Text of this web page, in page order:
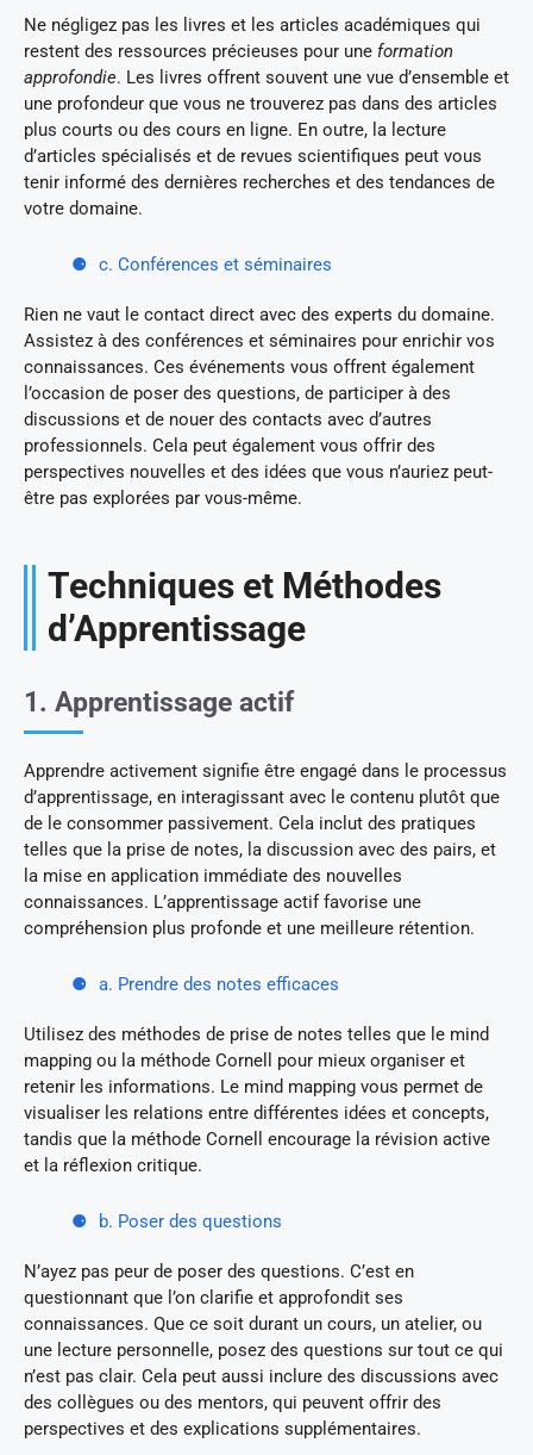
Ne négligez pas les livres et les articles académiques qui
restent des ressources précieuses pour une formation
approfondie. Les livres offrent souvent une vue d’ensemble et
une profondeur que vous ne trouverez pas dans des articles
plus courts ou des cours en ligne. En outre, la lecture
d’articles spécialisés et de revues scientifiques peut vous
tenir informé des dernières recherches et des tendances de
votre domaine.
c. Conférences et séminaires
Rien ne vaut le contact direct avec des experts du domaine.
Assistez à des conférences et séminaires pour enrichir vos
connaissances. Ces événements vous offrent également
l’occasion de poser des questions, de participer à des
discussions et de nouer des contacts avec d’autres
professionnels. Cela peut également vous offrir des
perspectives nouvelles et des idées que vous n’auriez peut-
être pas explorées par vous-même.
Techniques et Méthodes
d’Apprentissage
1. Apprentissage actif
Apprendre activement signifie être engagé dans le processus
d’apprentissage, en interagissant avec le contenu plutôt que
de le consommer passivement. Cela inclut des pratiques
telles que la prise de notes, la discussion avec des pairs, et
la mise en application immédiate des nouvelles
connaissances. L’apprentissage actif favorise une
compréhension plus profonde et une meilleure rétention.
a. Prendre des notes efficaces
Utilisez des méthodes de prise de notes telles que le mind
mapping ou la méthode Cornell pour mieux organiser et
retenir les informations. Le mind mapping vous permet de
visualiser les relations entre différentes idées et concepts,
tandis que la méthode Cornell encourage la révision active
et la réflexion critique.
b. Poser des questions
N’ayez pas peur de poser des questions. C’est en
questionnant que l’on clarifie et approfondit ses
connaissances. Que ce soit durant un cours, un atelier, ou
une lecture personnelle, posez des questions sur tout ce qui
n’est pas clair. Cela peut aussi inclure des discussions avec
des collègues ou des mentors, qui peuvent offrir des
perspectives et des explications supplémentaires.